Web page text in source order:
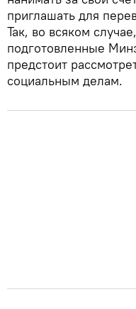
приглашать для
Так, во всяком
подготовленные
предстоит
социальным делам.